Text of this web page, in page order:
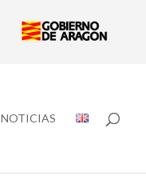
NOTICIAS